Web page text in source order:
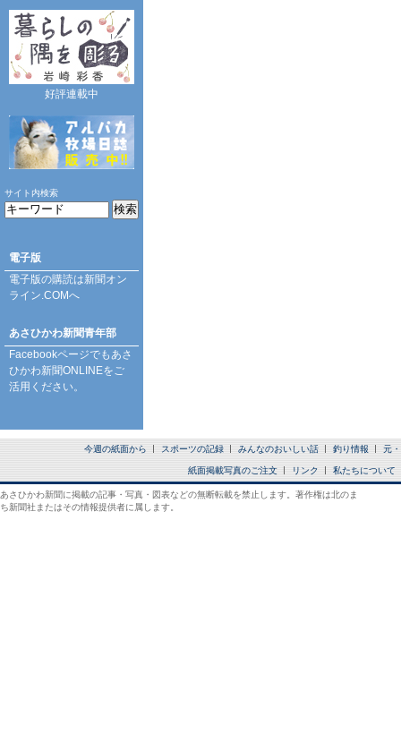
好評連載中
サイト内検索
電子版
電子版の購読は新聞オン
ライン.COMへ
あさひかわ新聞青年部
Facebookページでもあさ
ひかわ新聞ONLINEをご
活用ください。
今週の紙面から スポーツの記録 みんなのおいしい話 釣り情報 元
紙面掲載写真のご注文 リンク 私たちについて
あさひかわ新聞に掲載の記事・写真・図表などの無断転載を禁止します。著作権は北のま
ち新聞社またはその情報提供者に属します。